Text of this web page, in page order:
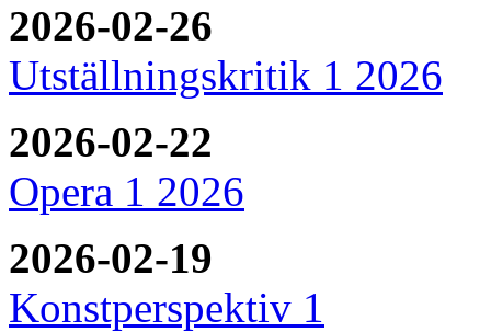
2026-02-26
Utställningskritik 1 2026
2026-02-22
Opera 1 2026
2026-02-19
Konstperspektiv 1